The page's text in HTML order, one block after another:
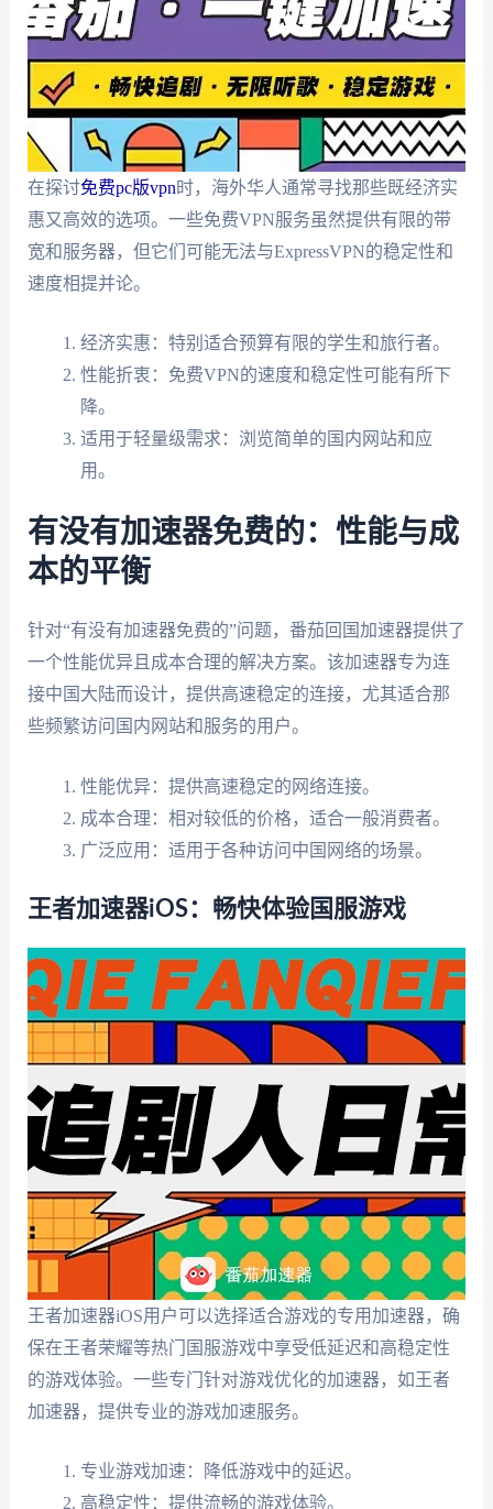
在探讨免费pc版vpn时，海外华人通常寻找那些既经济实
惠又高效的选项。一些免费VPN服务虽然提供有限的带
宽和服务器，但它们可能无法与ExpressVPN的稳定性和
速度相提并论。
经济实惠：特别适合预算有限的学生和旅行者。
性能折衷：免费VPN的速度和稳定性可能有所下
降。
适用于轻量级需求：浏览简单的国内网站和应
用。
有没有加速器免费的：性能与成
本的平衡
针对“有没有加速器免费的”问题，番茄回国加速器提供了
一个性能优异且成本合理的解决方案。该加速器专为连
接中国大陆而设计，提供高速稳定的连接，尤其适合那
些频繁访问国内网站和服务的用户。
性能优异：提供高速稳定的网络连接。
成本合理：相对较低的价格，适合一般消费者。
广泛应用：适用于各种访问中国网络的场景。
王者加速器iOS：畅快体验国服游戏
王者加速器iOS用户可以选择适合游戏的专用加速器，确
保在王者荣耀等热门国服游戏中享受低延迟和高稳定性
的游戏体验。一些专门针对游戏优化的加速器，如王者
加速器，提供专业的游戏加速服务。
专业游戏加速：降低游戏中的延迟。
高稳定性：提供流畅的游戏体验。